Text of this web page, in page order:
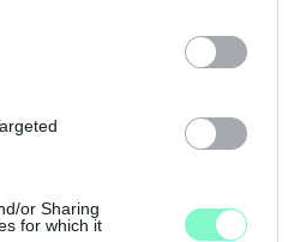
or Sharing
for which it
de
környéke
fogja
Megkezdték
ellátásokat.